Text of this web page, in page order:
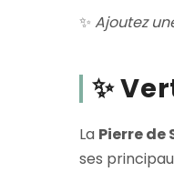
✨ Ajoutez
✨
La Pierre de
ses